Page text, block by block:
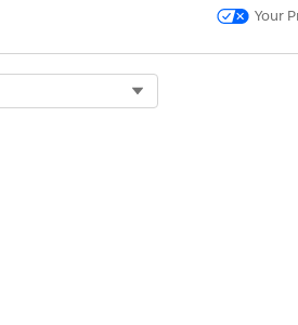
hoppealternativer. Bruk hopp
Konfigurer de nødvendige
Your